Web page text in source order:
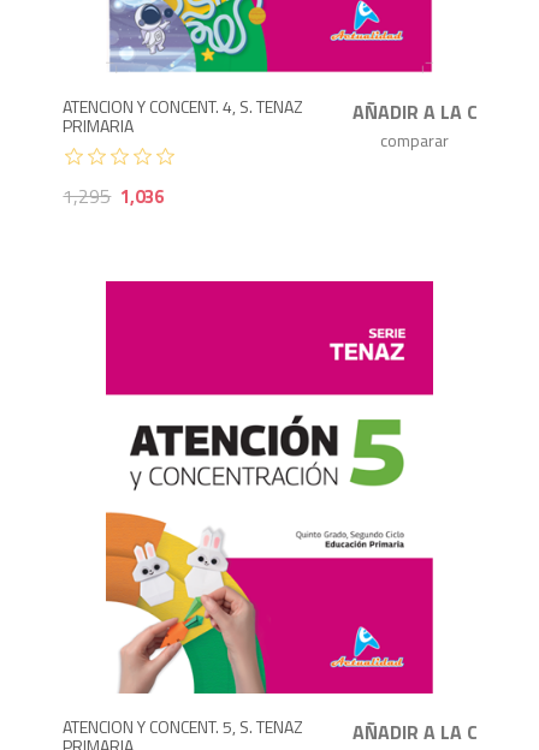
ATENCION Y CONCENT. 4, S. TENAZ
PRIMARIA
1,295 1,036
ATENCION Y CONCENT. 5, S. TENAZ